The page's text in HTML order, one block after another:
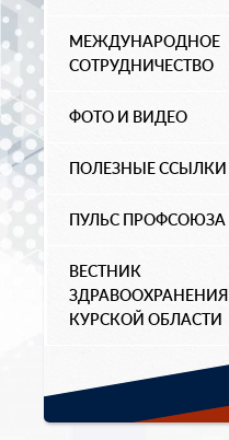
МЕЖДУНАРОДНОЕ
СОТРУДНИЧЕСТВО
ФОТО И ВИДЕО
ПОЛЕЗНЫЕ ССЫЛКИ
ПУЛЬС ПРОФСОЮЗА
ВЕСТНИК
ЗДРАВООХРАНЕНИЯ
КУРСКОЙ ОБЛАСТИ